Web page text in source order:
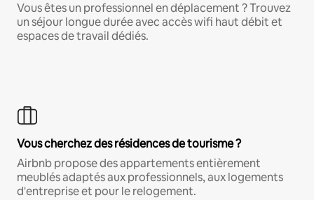
Vous êtes un professionnel en déplacement ? Trouvez
un séjour longue durée avec accès wifi haut débit et
espaces de travail dédiés.
Vous cherchez des résidences de tourisme ?
Airbnb propose des appartements entièrement
meublés adaptés aux professionnels, aux logements
d'entreprise et pour le relogement.